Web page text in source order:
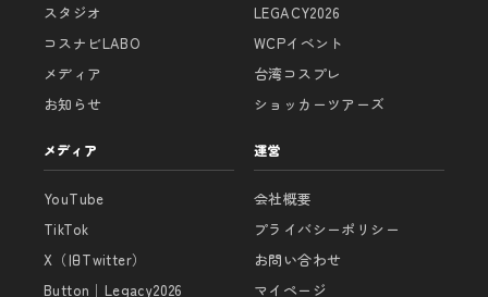
スタジオ
コスナビLABO
メディア
お知らせ
LEGACY2026
WCPイベント
台湾コスプレ
ショッカーツアーズ
メディア
YouTube
TikTok
X（旧Twitter）
Button｜Legacy2026
運営
会社概要
プライバシーポリシー
お問い合わせ
マイページ